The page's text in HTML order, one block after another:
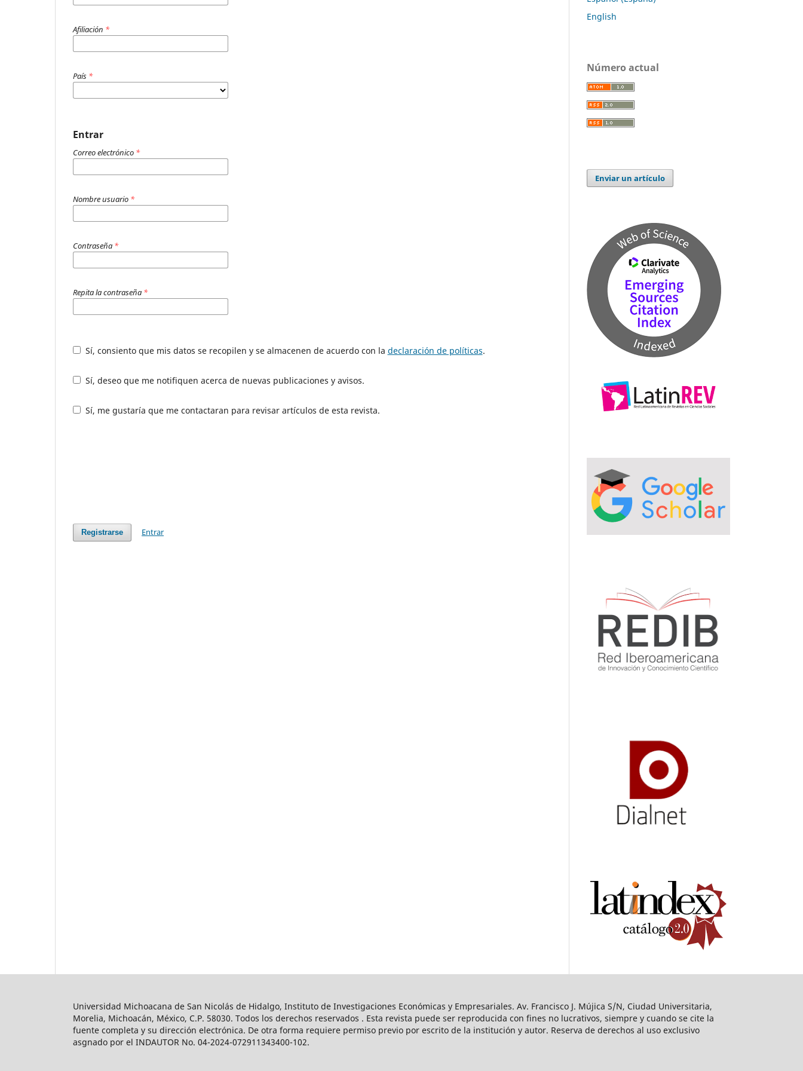
Afiliación *
País *
Entrar
Correo electrónico *
Nombre usuario *
Contraseña *
Repita la contraseña *
Sí, consiento que mis datos se recopilen y se almacenen de acuerdo con la declaración de políticas.
Sí, deseo que me notifiquen acerca de nuevas publicaciones y avisos.
Sí, me gustaría que me contactaran para revisar artículos de esta revista.
Registrarse Entrar
English
Número actual
Enviar un artículo
Universidad Michoacana de San Nicolás de Hidalgo, Instituto de Investigaciones Económicas y Empresariales. Av. Francisco J. Mújica S/N, Ciudad Universitaria,
Morelia, Michoacán, México, C.P. 58030. Todos los derechos reservados . Esta revista puede ser reproducida con fines no lucrativos, siempre y cuando se cite la
fuente completa y su dirección electrónica. De otra forma requiere permiso previo por escrito de la institución y autor. Reserva de derechos al uso exclusivo
asgnado por el INDAUTOR No. 04-2024-072911343400-102.